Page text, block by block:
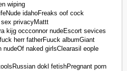
wiping
idahoFreaks oof cock
privacyMattt
kijg occconnor nudeEscort sevices
herr fatherFuuck albumGiant
naked girlsClearasil eople
dokl fetishPregnant porn